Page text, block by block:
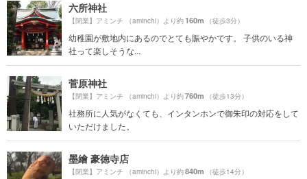
六所神社
【閉業】アミンチ （aminchi）より約160m （徒歩3分）
幼稚園が敷地内にあるのでとても賑やかです。 子供のいる神
社って楽しそうな...
菅原神社
【閉業】アミンチ （aminchi）より約760m （徒歩13分）
社務所に人気がなくても、インタンホンで御朱印の対応をして
いただけました。
墨繪 豪徳寺店
【閉業】アミンチ （aminchi）より約840m （徒歩14分）